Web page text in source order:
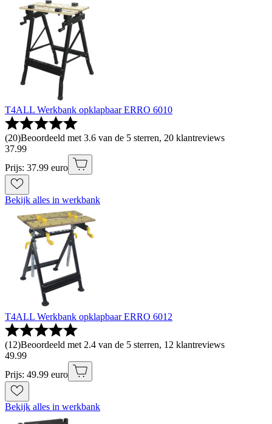
T4ALL Werkbank opklapbaar ERRO 6010
(20)Beoordeeld met 3.6 van de 5 sterren, 20 klantreviews
37.99
Prijs: 37.99 euro
Bekijk alles in werkbank
T4ALL Werkbank opklapbaar ERRO 6012
(12)Beoordeeld met 2.4 van de 5 sterren, 12 klantreviews
49.99
Prijs: 49.99 euro
Bekijk alles in werkbank